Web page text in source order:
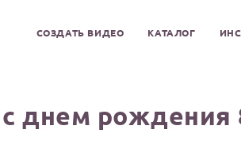
СОЗДАТЬ ВИДЕО КАТАЛОГ
днем рождения